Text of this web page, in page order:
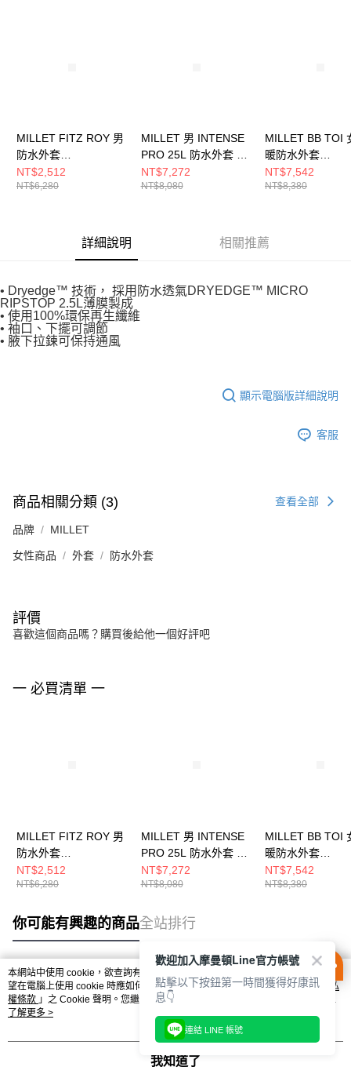
MILLET FITZ ROY 男
防水外套
MIV97069832
NT$2,512
NT$6,280
MILLET 男 INTENSE
PRO 25L 防水外套 黑/
藍 男 防水外套
MIV10357N3174
NT$7,272
NT$8,080
MILLET BB TOI
暖防水外套
MIV03143N7317
NT$7,542
NT$8,380
詳細說明 相關推薦
• Dryedge™ 技術， 採用防水透氣DRYEDGE™ MICRO
RIPSTOP 2.5L薄膜製成
• 使用100%環保再生纖維
• 袖口、下擺可調節
• 腋下拉鍊可保持通風
顯示電腦版詳細說明
客服
商品相關分類 (3) 查看全部
品牌 MILLET
女性商品 外套 防水外套
評價
喜歡這個商品嗎？購買後給他一個好評吧
一 必買清單 一
MILLET FITZ ROY 男
防水外套
MIV97069832
NT$2,512
NT$6,280
MILLET 男 INTENSE
PRO 25L 防水外套 黑/
藍 男 防水外套
MIV10357N3174
NT$7,272
NT$8,080
MILLET BB TOI
暖防水外套
MIV03143N7317
NT$7,542
NT$8,380
你可能有興趣的商品全站排行
熱門標籤
本網站中使用 cookie，欲查詢有關本網站使用 cookie 方式之詳情，及若您不希
望在電腦上使用 cookie 時應如何變更電腦的 cookie 設定，請參閱本網站「
隱私
權條款 」之 Cookie 聲明。您繼續使用本網站即表示您同意本公司得按本網站使
用條款之 Cookie 聲明使用 cookie。
了解更多 >
我知道了
歡迎加入摩曼頓Line官方帳號
點擊以下按鈕第一時間獲得好康訊
息👇
連結 LINE 帳號